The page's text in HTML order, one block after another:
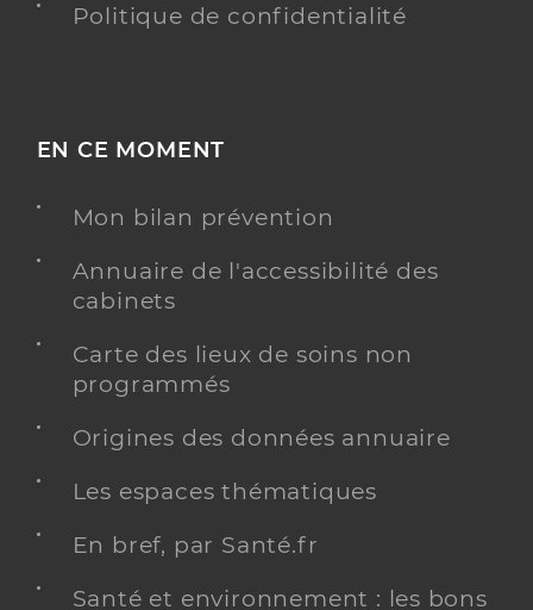
Politique de confidentialité
EN CE MOMENT
Mon bilan prévention
Annuaire de l'accessibilité des
cabinets
Carte des lieux de soins non
programmés
Origines des données annuaire
Les espaces thématiques
En bref, par Santé.fr
Santé et environnement : les bons